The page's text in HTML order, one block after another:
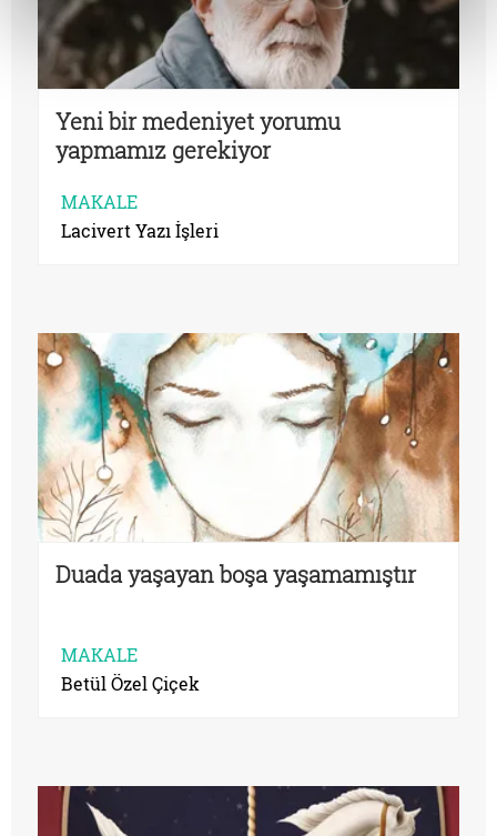
Yeni bir medeniyet yorumu
yapmamız gerekiyor
MAKALE
Lacivert Yazı İşleri
Duada yaşayan boşa yaşamamıştır
MAKALE
Betül Özel Çiçek